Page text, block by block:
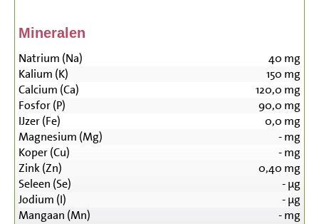
Mineralen
Natrium (Na) 40 mg
Kalium (K)
150 mg
Calcium (Ca)
120,0 mg
Fosfor (P)
90,0 mg
IJzer (Fe)
0,0 mg
Magnesium (Mg)
-mg
Koper (Cu)
-mg
Zink (Zn)
0,40 mg
Seleen (Se)
-µg
Jodium (I)
-µg
Mangaan (Mn)
-mg